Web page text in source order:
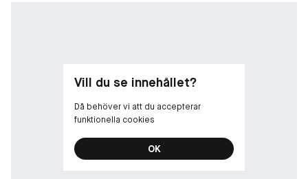
Vill du se innehållet?
Då behöver vi att du accepterar
funktionella cookies
OK